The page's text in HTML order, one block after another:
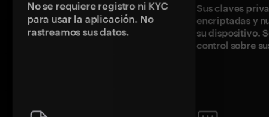
No se requiere registro ni KYC
para usar la aplicación. No
rastreamos sus datos.
Sus claves
encriptadas y
su dispositivo.
control sobre